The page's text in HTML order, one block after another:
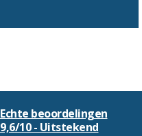
Echte beoordelingen
9,6/10 - Uitstekend